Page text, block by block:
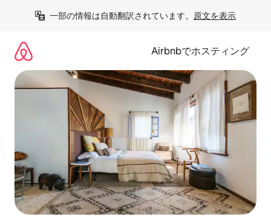
一部の情報は自動翻訳されています。 原文を表示
Airbnbでホスティング